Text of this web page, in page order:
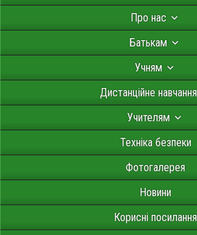
Про нас
Батькам
Учням
Дистанційне навчання
Учителям
Техніка безпеки
Фотогалерея
Новини
Корисні посилання